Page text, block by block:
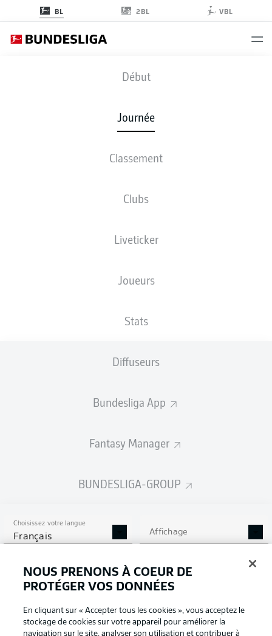
BL 2BL VBL
Début
Journée
Classement
Clubs
Liveticker
Joueurs
Stats
Diffuseurs
Bundesliga App
Fantasy Manager
BUNDESLIGA-GROUP
Choisissez votre langue
Français Affichage
Connexion
FCB - M05
COMPOSITIONS STATISTIQUES
Les compositions seront annoncées
NOUS PRENONS À COEUR DE
PROTÉGER VOS DONNÉES
En cliquant sur « Accepter tous les cookies », vous acceptez le
stockage de cookies sur votre appareil pour améliorer la
navigation sur le site, analyser son utilisation et contribuer à